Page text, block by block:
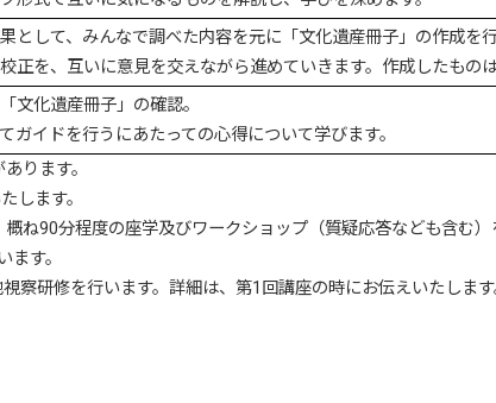
として、みんなで調べた内容を元に「文化遺産冊子」の作成を
正を、互いに意見を交えながら進めていきます。作成したもの
文化遺産冊子」の確認。
ガイドを行うにあたっての心得について学びます。
ります。
します。
ね90分程度の座学及びワークショップ（質疑応答なども含む
す。
察研修を行います。詳細は、第1回講座の時にお伝えいたしま